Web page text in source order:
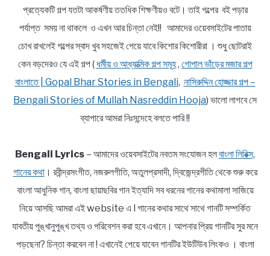
প্রত্যেকটি গল্প যতটা আকর্ষণীয় ততধিক শিক্ষণীয়ও বটে। তাই গল্পের বই পড়ার
পর্যাপ্ত সময় না থাকলে ও এখন আর চিন্তা নেই!! আমাদের ওয়েবসাইটের পাতায়
চোখ রাখলেই গল্পের স্বাদ খুব সহজেই পেয়ে যাবে কিশোর কিশোরীরা । শুধু ছোটরাই
কেন বড়দেরও যে এই গল্প ( ধর্মীয় ও আধ্যাত্মিক গল্প সমূহ, গোপাল ভাঁড়ের মজার গল্প
বাংলাতে | Gopal Bhar Stories in Bengali, নাসিরুদ্দিন হোজ্জার গল্প –
Bengali Stories of Mullah Nasreddin Hooja) ভালো লাগবে সে
ব্যাপারে আমরা নিঃসন্দেহে বলতে পারি !!
Bengali Lyrics – আমাদের ওয়েবসাইটের নবতম সংযোজন হলবাংলা লিরিক্স,
গানের কথা। রবীন্দ্রসংগীত, নজরুলগীতি, অতুলপ্রসাদী, দ্বিজেন্দ্রগীতি থেকে শুরু করে
বাংলা আধুনিক গান, বাংলা ছায়াছবির গান ইত্যাদি সব ধরনের গানের কথামালা সাজিয়ে
নিয়ে আসছি আমরা এই website এ l গানের কথার সাথে সাথে গানটি সম্পর্কিত
যাবতীয় পুঙ্খানুপুঙ্খ তথ্য ও পরিবেশন করা হবে এখানে। আপনার প্রিয় গানটির সুর মনে
পড়ছেনা? চিন্তা করবেন না ! এখানেই পেয়ে যাবেন গানটির ইউটিউব লিংকও । বাংলা